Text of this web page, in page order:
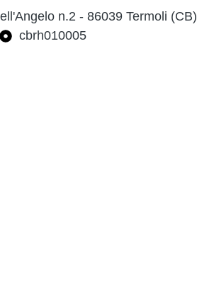
n.2 - 86039 Termoli (CB)
cbrh010005